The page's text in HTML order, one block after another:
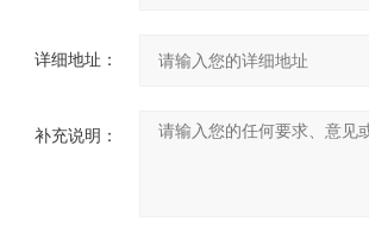
详细地址：
补充说明：